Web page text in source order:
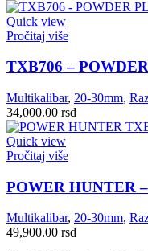
Quick view
Pročitaj više
TXB706 –
Multikalibar, 20-30mm,
34,000.00 rsd
Quick view
Pročitaj više
POWER HUNTER
Multikalibar, 20-30mm,
49,900.00 rsd